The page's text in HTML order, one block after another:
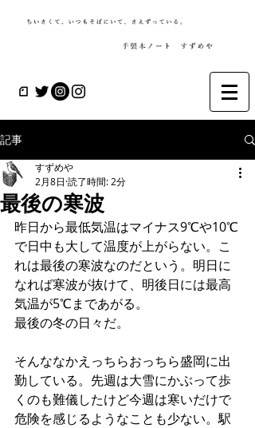
記事
最後の寒波
すずめや
2月8日 読了時間: 2分
昨日から最低気温はマイナス9℃や10℃
で日中も大して温度が上がらない。こ
れは最後の寒波なのだという。明日に
なれば寒波が抜けて、明後日には最高
気温が5℃まであがる。
最後の冬の日々だ。
そんななかえっちらおっちら盛岡に出
勤している。先週は大雪にかぶって歩
くのも難儀したけど今週は寒いだけで
危険を感じるようなことも少ない。駅